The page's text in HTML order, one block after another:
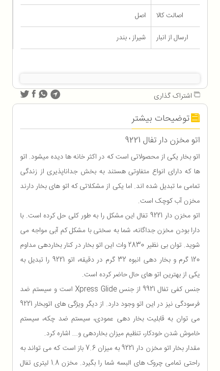
اصالت کالا
اصل
ارسال از انبار
شیراز ، بندر
اشتراک گذاری
توضیحات بیشتر
اتو مخزن دار تفال 9221
اتو بخار یکی از محصولاتی است که در اکثر خانه ها دیده میشود. اتو
ها که دارای انواع متفاوتی هستند به بخش جداناپذیری از زندگی
تمامی ما تبدیل شده اند. اما یکی از مشکلاتی که اتو های بخار دارند
مخزن آب کوچک است.
اتو مخزن دار 9221 تفال این مشکل را به طور کلی حل کرده است. با
دارا بودن مخزن جداگانه، شما به سختی با مشکل کم آبی مواجه می
شوید. توان بی نظیر 2830 وات این اتو بخار در کنار بخاردهی مداوم
120 گرم و بخار دهی انبوه 32 گرم در دقیقه، اتو 9221 را تبدیل به
یکی از بهترین اتو های حال حاضر کرده است.
جنس کفی تفال 9921 از جنس Xpress Glide است و سیستم ضد
فرسودگی نیز در این اتو وجود دارد. از دیگر ویژگی های اتوبخار 9221
می توان به قابلیت بخار دهی عمودی، سیستم ضد چکه، سیستم
خاموش شدن خودکار، تنظیم میزان بخاردهی و... اشاره کرد.
مقدار بخار اتو مخزن دار 9221 به میزان 7.6 باز است که می تواند به
راحتی تمامی چروک های البسه شما را بگیرد. مخزن 1.8 لیتری تفال